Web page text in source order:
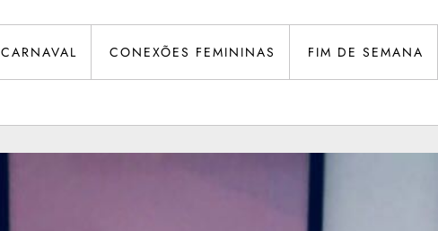
CARNAVAL CONEXÕES FEMININAS FIM DE SEMANA